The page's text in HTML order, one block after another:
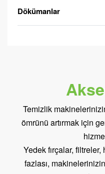
Dökümanlar
Temizlik
ömrünü artırmak için
Yedek fırçalar,
fazlası,